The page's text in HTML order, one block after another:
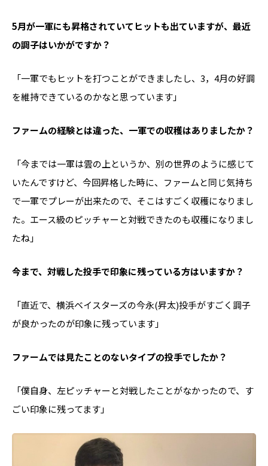
――5月が一軍にも昇格されていてヒットも出ていますが、最近
の調子はいかがですか？
「一軍でもヒットを打つことができましたし、3，4月の好調
を維持できているのかなと思っています」
――ファームの経験とは違った、一軍での収穫はありましたか？
「今までは一軍は雲の上というか、別の世界のように感じて
いたんですけど、今回昇格した時に、ファームと同じ気持ち
で一軍でプレーが出来たので、そこはすごく収穫になりまし
た。エース級のピッチャーと対戦できたのも収穫になりまし
たね」
――今まで、対戦した投手で印象に残っている方はいますか？
「直近で、横浜ベイスターズの今永(昇太)投手がすごく調子
が良かったのが印象に残っています」
――ファームでは見たことのないタイプの投手でしたか？
「僕自身、左ピッチャーと対戦したことがなかったので、す
ごい印象に残ってます」